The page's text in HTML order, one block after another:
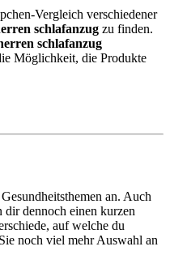
Vergleich verschiedener
schlafanzug zu finden.
schlafanzug
Möglichkeit, die Produkte
an. Auch
dennoch einen kurzen
auf welche du
noch viel mehr Auswahl an